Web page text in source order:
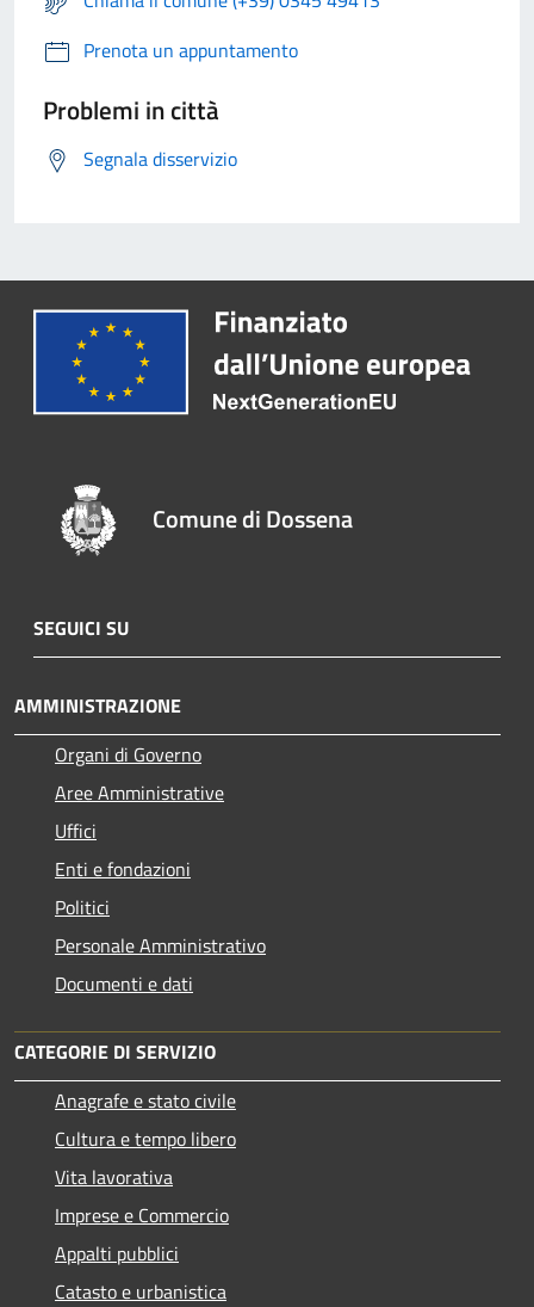
Prenota un appuntamento
Problemi in città
Segnala disservizio
Comune di Dossena
SEGUICI SU
AMMINISTRAZIONE
Organi di Governo
Aree Amministrative
Uffici
Enti e fondazioni
Politici
Personale Amministrativo
Documenti e dati
CATEGORIE DI SERVIZIO
Anagrafe e stato civile
Cultura e tempo libero
Vita lavorativa
Imprese e Commercio
Appalti pubblici
Catasto e urbanistica